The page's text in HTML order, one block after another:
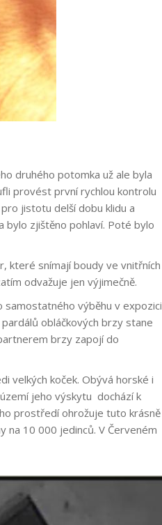
druhého potomka už ale byla
provést první rychlou kontrolu
jistotu delší dobu klidu a
bylo zjištěno pohlaví. Poté bylo
které snímají boudy ve vnitřních
odvažuje jen výjimečně.
samostatného výběhu v expozici
obláčkových brzy stane
brzy zapojí do
velkých koček. Obývá horské i
jeho výskytu dochází k
prostředí ohrožuje tuto krásně
na 10 000 jedinců. V Červeném